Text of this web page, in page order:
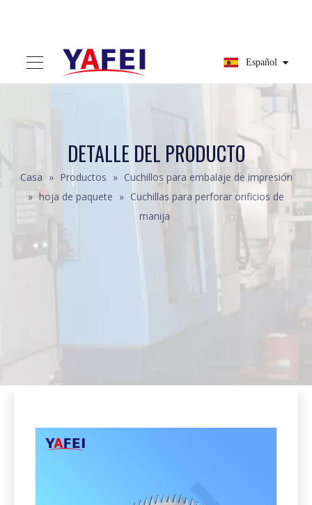
Español
DETALLE DEL PRODUCTO
Casa » Productos » Cuchillos para embalaje de impresión
» hoja de paquete » Cuchillas para perforar orificios de
manija